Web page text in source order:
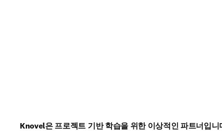
Knovel은 프로젝트 기반 학습을 위한 이상적인 파트너입니